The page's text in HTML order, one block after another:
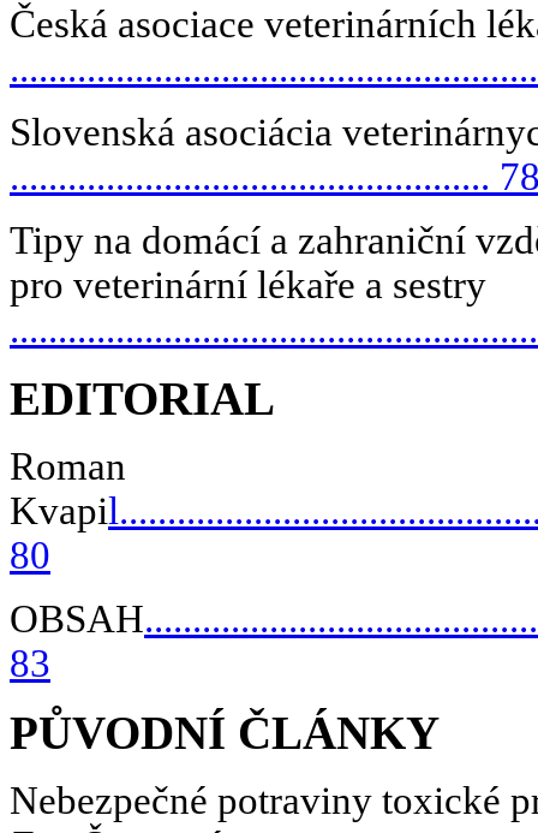
Česká asociace veterinárních
Slovenská asociácia
..................................................
Tipy na domácí a zahraniční
pro veterinární lékaře a sestry
EDITORIAL
Roman
Kvapi
80
OBSAH
83
PŮVODNÍ ČLÁNKY
Nebezpečné potraviny toxické